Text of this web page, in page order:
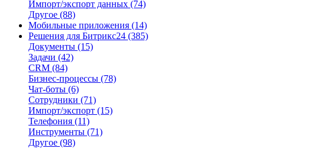
Импорт/экспорт данных (74)
Другое (88)
Мобильные приложения (14)
Решения для Битрикс24 (385)
Документы (15)
Задачи (42)
CRM (84)
Бизнес-процессы (78)
Чат-боты (6)
Сотрудники (71)
Импорт/экспорт (15)
Телефония (11)
Инструменты (71)
Другое (98)